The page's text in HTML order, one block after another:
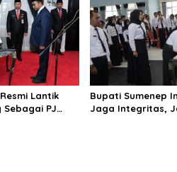
Lantik
Sebagai PJ
Bupati Sumenep
Jaga Integritas,